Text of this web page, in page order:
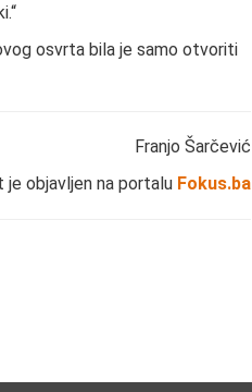
osvrta bila je samo otvoriti
Franjo Šarčević
je objavljen na portalu Fokus.ba